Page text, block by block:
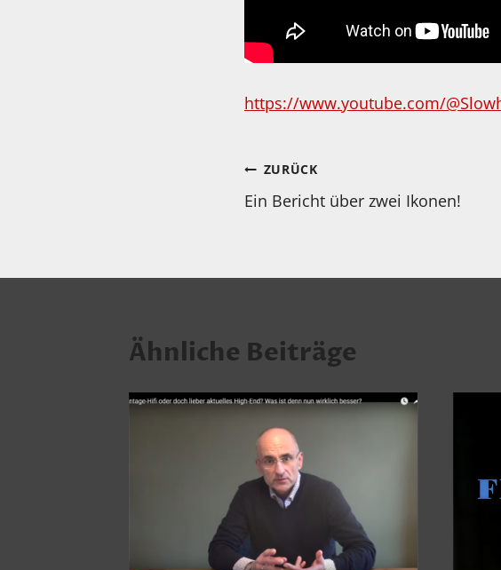
https://www.youtube.com/
Beitragsnavigation
ZURÜCK
Ein Bericht über zwei Ikonen!
Ähnliche Beiträge